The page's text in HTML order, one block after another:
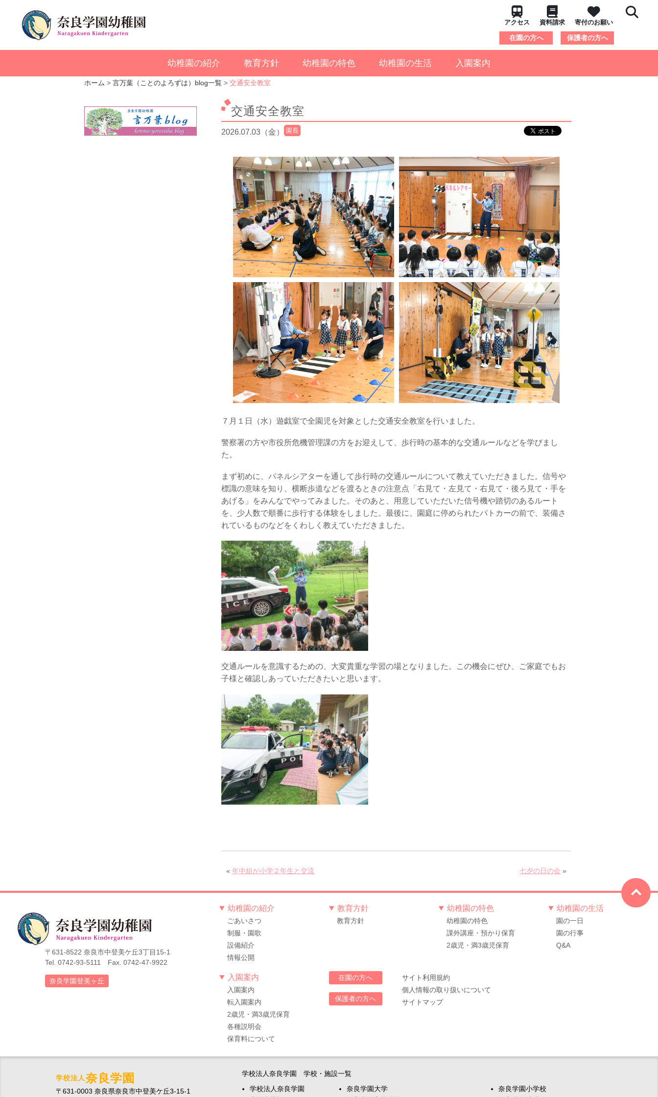
アクセス 資料請求 寄付のお願い
在園の方へ 保護者の方へ
幼稚園の紹介 教育方針 幼稚園の特色 幼稚園の生活 入園案内
ホーム 言万葉（ことのよろずは）blog一覧 交通安全教室
交通安全教室
2026.07.03（金） 園長
７月１日（水）遊戯室で全園児を対象とした交通安全教室を行いました。
警察署の方や市役所危機管理課の方をお迎えして、歩行時の基本的な交通ルールなどを学びまし
た。
まず初めに、パネルシアターを通して歩行時の交通ルールについて教えていただきました。信号や
標識の意味を知り、横断歩道などを渡るときの注意点「右見て・左見て・右見て・後ろ見て・手を
あげる」をみんなでやってみました。そのあと、用意していただいた信号機や踏切のあるルート
を、少人数で順番に歩行する体験をしました。最後に、園庭に停められたパトカーの前で、装備さ
れているものなどをくわしく教えていただきました。
交通ルールを意識するための、大変貴重な学習の場となりました。この機会にぜひ、ご家庭でもお
子様と確認しあっていただきたいと思います。
« 年中組が小学２年生と交流 七夕の日の会 »
〒631-8522 奈良市中登美ケ丘3丁目15-1
Tel. 0742-93-5111 Fax. 0742-47-9922
奈良学園登美ヶ丘
幼稚園の紹介
ごあいさつ
制服・園歌
設備紹介
情報公開
教育方針
教育方針
幼稚園の特色
幼稚園の特色
課外講座・預かり保育
2歳児・満3歳児保育
幼稚園の生活
園の一日
園の行事
Q&A
入園案内
入園案内
転入園案内
2歳児・満3歳児保育
各種説明会
保育料について
在園の方へ
保護者の方へ
サイト利用規約
個人情報の取り扱いについて
サイトマップ
学校法人 奈良学園
〒631-0003 奈良県奈良市中登美ケ丘3-15-1
学校法人奈良学園 学校・施設一覧
学校法人奈良学園
奈良学園大学
奈良学園小学校